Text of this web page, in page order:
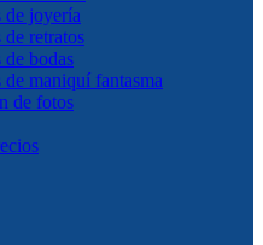
joyería
retratos
bodas
maniquí fantasma
de fotos